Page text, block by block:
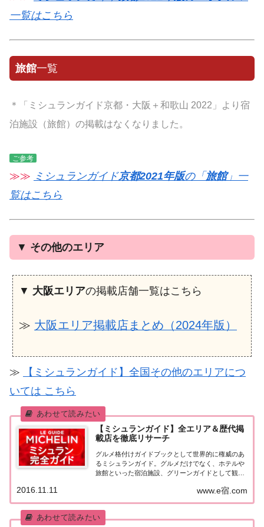
一覧はこちら
旅館一覧
＊「ミシュランガイド京都・大阪＋和歌山 2022」より宿
泊施設（旅館）の掲載はなくなりました。
ご参考
≫≫ ミシュランガイド京都2021年版の「 旅館」一
覧はこちら
▼ その他のエリア
▼ 大阪エリアの掲載店舗一覧はこちら
≫ 大阪エリア掲載店まとめ（2024年版）
≫
【ミシュランガイド】全国その他のエリアにつ
いては こちら
【ミシュランガイド】全エリア＆歴代掲
載店を徹底リサーチ
グルメ格付けガイドブックとして世界的に権威のあ
るミシュランガイド。グルメだけでなく、ホテルや
旅館といった宿泊施設、グリーンガイドとして観光
本版としては、2007年11月20日に「ミシュランガイ
ド東京版2008」が発売されてからエリアを...
www.e宿.com
2016.11.11